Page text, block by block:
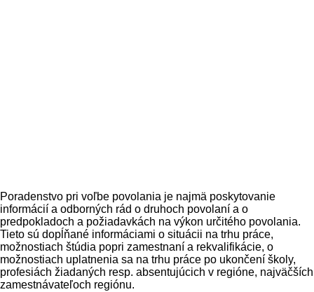
Poradenstvo pri voľbe povolania je najmä poskytovanie
informácií a odborných rád o druhoch povolaní a o
predpokladoch a požiadavkách na výkon určitého povolania.
Tieto sú dopĺňané informáciami o situácii na trhu práce,
možnostiach štúdia popri zamestnaní a rekvalifikácie, o
možnostiach uplatnenia sa na trhu práce po ukončení školy,
profesiách žiadaných resp. absentujúcich v regióne, najväčších
zamestnávateľoch regiónu.